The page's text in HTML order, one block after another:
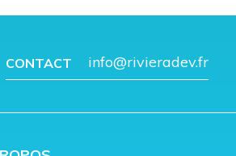
CONTACT info@rivieradev.fr